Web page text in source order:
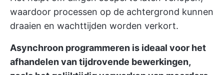
waardoor processen op de achtergrond kunnen
draaien en wachttijden worden verkort.
Asynchroon programmeren is ideaal voor het
afhandelen van tijdrovende bewerkingen,